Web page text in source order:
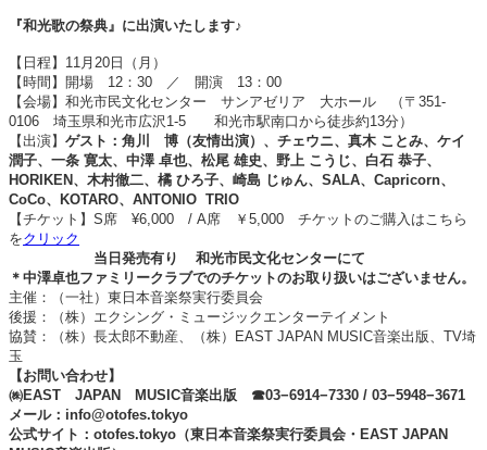
『和光歌の祭典』に出演いたします♪
【日程】11月20日（月）
【時間】開場 12：30 ／ 開演 13：00
【会場】和光市民文化センター サンアゼリア 大ホール （〒351-
0106 埼玉県和光市広沢1-5 和光市駅南口から徒歩約13分）
【出演】 ゲスト：角川 博（友情出演）、 チェウニ、 真木 ことみ、 ケイ
潤子、 一条 寛太、 中澤 卓也、 松尾 雄史、 野上 こうじ、 白石 恭子、
HORIKEN、 木村徹二、 橘 ひろ子、 崎島 じゅん、 SALA、 Capricorn、
CoCo、
KOTARO、 ANTONIO TRIO
【チケット】S席 ¥6,000 / A席 ￥5,000 チケットのご購入はこちら
をクリック
当日発売有り 和光市民文化センターにて
＊中澤卓也ファミリークラブでのチケットのお取り扱いはございません。
主催：（一社）東日本音楽祭実行委員会
後援：（株）エクシング・ミュージックエンターテイメント
協賛：（株）長太郎不動産、（株）EAST JAPAN MUSIC音楽出版、TV埼
玉
【お問い合わせ】
㈱EAST JAPAN MUSIC音楽出版 ☎︎03−6914−7330 / 03−5948−3671
メール：info@otofes.tokyo
公式サイト：otofes.tokyo（東日本音楽祭実行委員会・EAST JAPAN